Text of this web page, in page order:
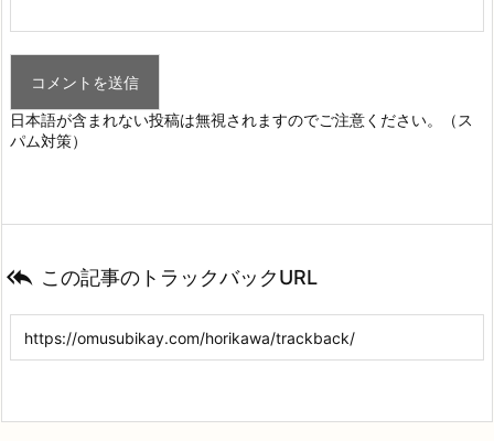
日本語が含まれない投稿は無視されますのでご注意ください。（ス
パム対策）
 この記事のトラックバックURL